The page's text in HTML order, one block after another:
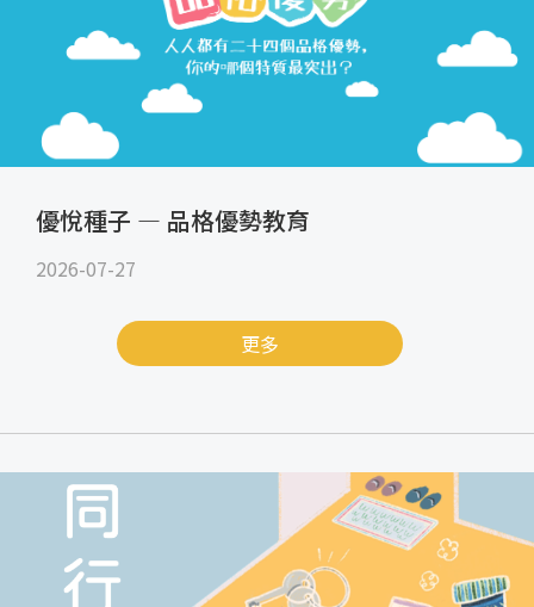
優悅種子 — 品格優勢教育
2026-07-27
更多